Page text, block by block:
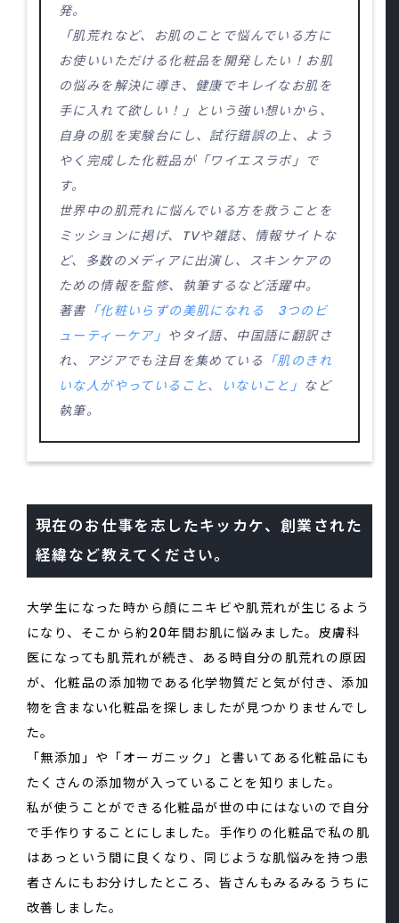
発。
「肌荒れなど、お肌のことで悩んでいる方に
お使いいただける化粧品を開発したい！お肌
の悩みを解決に導き、健康でキレイなお肌を
手に入れて欲しい！」という強い想いから、
自身の肌を実験台にし、試行錯誤の上、よう
やく完成した化粧品が「ワイエスラボ」で
す。
世界中の肌荒れに悩んでいる方を救うことを
ミッションに掲げ、TVや雑誌、情報サイトな
ど、多数のメディアに出演し、スキンケアの
ための情報を監修、執筆するなど活躍中。
著書「化粧いらずの美肌になれる 3つのビ
ューティーケア」 やタイ語、中国語に翻訳さ
れ、アジアでも注目を集めている 「肌のきれ
いな人がやっていること、いないこと」 など
執筆。
現在のお仕事を志したキッカケ、創業された
経緯など教えてください。
大学生になった時から顔にニキビや肌荒れが生じるよう
になり、そこから約20年間お肌に悩みました。皮膚科
医になっても肌荒れが続き、ある時自分の肌荒れの原因
が、化粧品の添加物である化学物質だと気が付き、添加
物を含まない化粧品を探しましたが見つかりませんでし
た。
「無添加」や「オーガニック」と書いてある化粧品にも
たくさんの添加物が入っていることを知りました。
私が使うことができる化粧品が世の中にはないので自分
で手作りすることにしました。手作りの化粧品で私の肌
はあっという間に良くなり、同じような肌悩みを持つ患
者さんにもお分けしたところ、皆さんもみるみるうちに
改善しました。